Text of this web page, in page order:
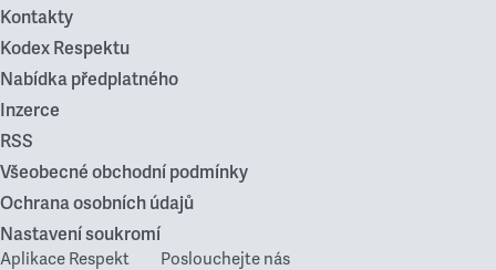
Kontakty
Kodex Respektu
Nabídka předplatného
Inzerce
RSS
Všeobecné obchodní podmínky
Ochrana osobních údajů
Nastavení soukromí
Aplikace Respekt Poslouchejte nás